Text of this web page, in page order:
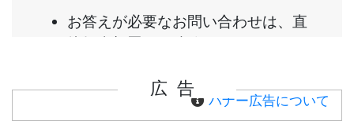
広告
バナー広告について